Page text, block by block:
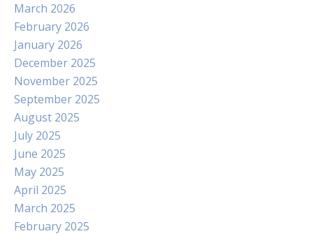
March 2026
February 2026
January 2026
December 2025
November 2025
September 2025
August 2025
July 2025
June 2025
May 2025
April 2025
March 2025
February 2025